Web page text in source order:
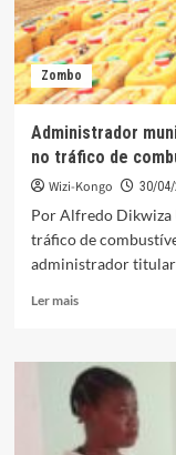
Zombo
Administrador
no tráfico de
Wizi-Kongo 30/
Por Alfredo Dikwiza
tráfico de
administrador titular
Ler maisLeia
Administrador
municipal
de
Makela
do